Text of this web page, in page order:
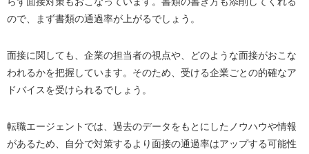
ので、まず書類の通過率が上がるでしょう。
面接に関しても、企業の担当者の視点や、どのような面接がおこな
われるかを把握しています。そのため、受ける企業ごとの的確なア
ドバイスを受けられるでしょう。
転職エージェントでは、過去のデータをもとにしたノウハウや情報
があるため、自分で対策するより面接の通過率はアップする可能性